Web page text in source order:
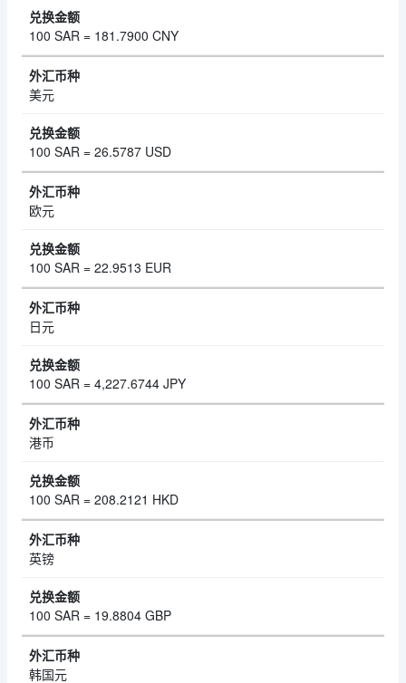
100 SAR = 181.7900 CNY
美元
100 SAR = 26.5787 USD
欧元
100 SAR = 22.9513 EUR
日元
100 SAR = 4,227.6744 JPY
港币
100 SAR = 208.2121 HKD
英镑
100 SAR = 19.8804 GBP
韩国元